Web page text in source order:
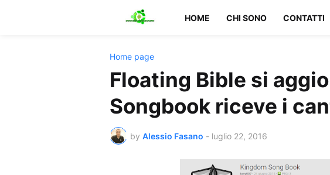
HOME CHI SONO CONTATTI
Home page
Floating Bible si
Songbook riceve i
by Alessio Fasano - luglio 22, 2016